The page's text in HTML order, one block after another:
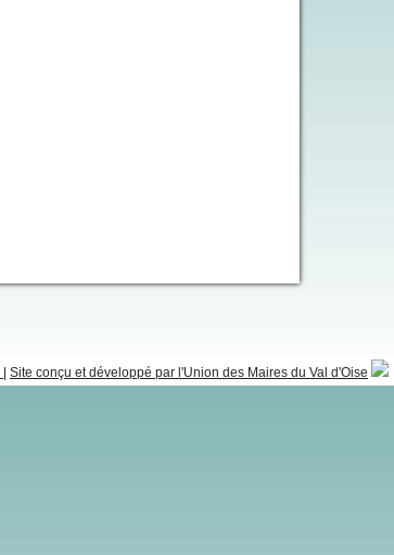
Site conçu et développé par l'Union des Maires du Val d'Oise